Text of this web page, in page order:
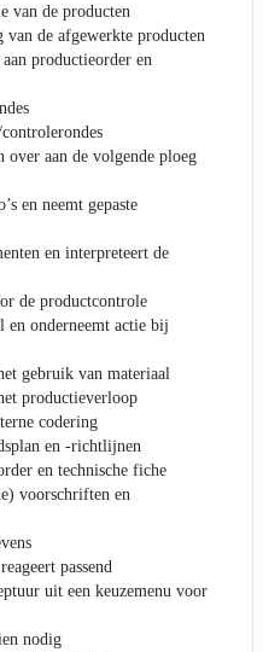
van de producten
de afgewerkte producten
productieorder en
over aan de volgende ploeg
en neemt gepaste
en interpreteert de
de productcontrole
en onderneemt actie bij
gebruik van materiaal
productieverloop
codering
en -richtlijnen
en technische fiche
voorschriften en
passend
uit een keuzemenu voor
nodig